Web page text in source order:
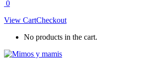
0
View CartCheckout
No products in the cart.